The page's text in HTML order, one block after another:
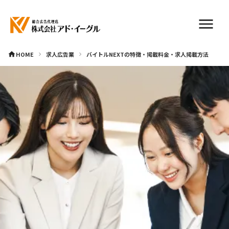
menu
homeHOME keyboard_arrow_right 求人広告業 keyboard_arrow_right バイトルNEXTの特徴・掲載料金・求人掲載方法